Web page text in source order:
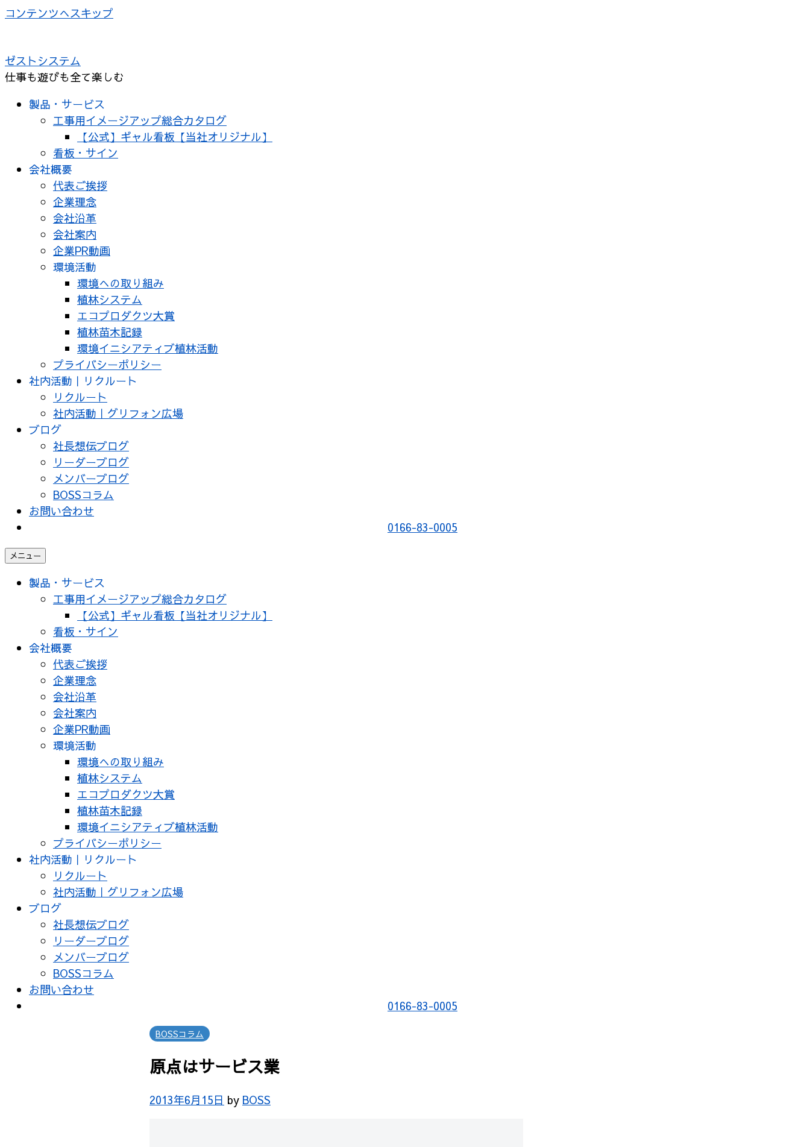
コンテンツへスキップ
ゼストシステム
仕事も遊びも全て楽しむ
製品・サービス
工事用イメージアップ総合カタログ
【公式】ギャル看板【当社オリジナル】
看板・サイン
会社概要
代表ご挨拶
企業理念
会社沿革
会社案内
企業PR動画
環境活動
環境への取り組み
植林システム
エコプロダクツ大賞
植林苗木記録
環境イニシアティブ植林活動
プライバシーポリシー
社内活動｜リクルート
リクルート
社内活動｜グリフォン広場
ブログ
社長想伝ブログ
リーダーブログ
メンバーブログ
BOSSコラム
お問い合わせ
0166-83-0005
メニュー
製品・サービス
工事用イメージアップ総合カタログ
【公式】ギャル看板【当社オリジナル】
看板・サイン
会社概要
代表ご挨拶
企業理念
会社沿革
会社案内
企業PR動画
環境活動
環境への取り組み
植林システム
エコプロダクツ大賞
植林苗木記録
環境イニシアティブ植林活動
プライバシーポリシー
社内活動｜リクルート
リクルート
社内活動｜グリフォン広場
ブログ
社長想伝ブログ
リーダーブログ
メンバーブログ
BOSSコラム
お問い合わせ
0166-83-0005
BOSSコラム
原点はサービス業
2013年6月15日 by BOSS